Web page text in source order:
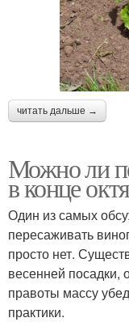
читать дальше →
Можно ли
в конце
Один из самых
пересаживать
просто нет.
весенней посадки,
правоты массу
практики.